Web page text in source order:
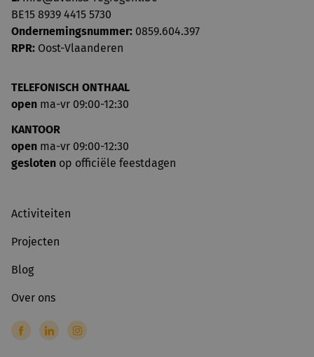
BE15 8939 4415 5730
Ondernemingsnummer: 0859.604.397
RPR: Oost-Vlaanderen
TELEFONISCH ONTHAAL
open ma-vr 09:00-12:30
KANTOOR
open ma-vr 09:00-12:30
gesloten op officiële feestdagen
Activiteiten
Projecten
Blog
Over ons